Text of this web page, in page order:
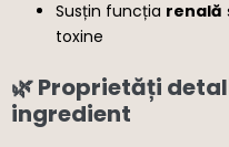
Susțin funcția renală
toxine
🌿 Proprietăți
ingredient